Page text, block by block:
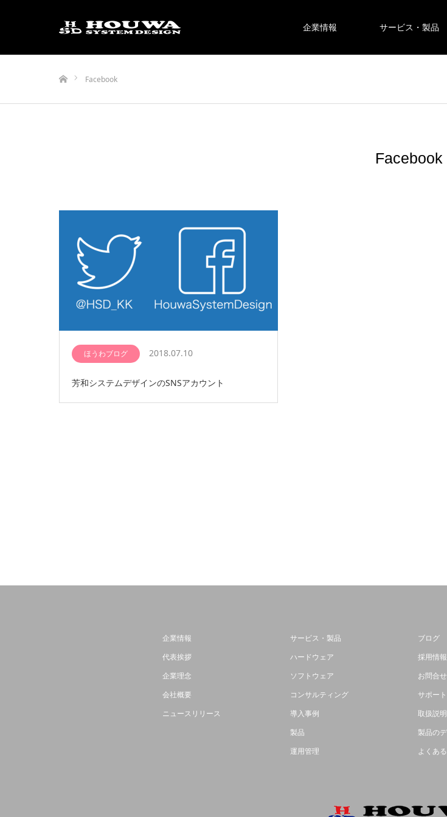
企業情報 サービス・製品
Facebook
Facebook
ほうわブログ 2018.07.10
芳和システムデザインのSNSアカウント
企業情報
代表挨拶
企業理念
会社概要
ニュースリリース
サービス・製品
ハードウェア
ソフトウェア
コンサルティング
導入事例
製品
運用管理
ブログ
採用情報
お問合せ
サポート
取扱説
製品の
よくあ